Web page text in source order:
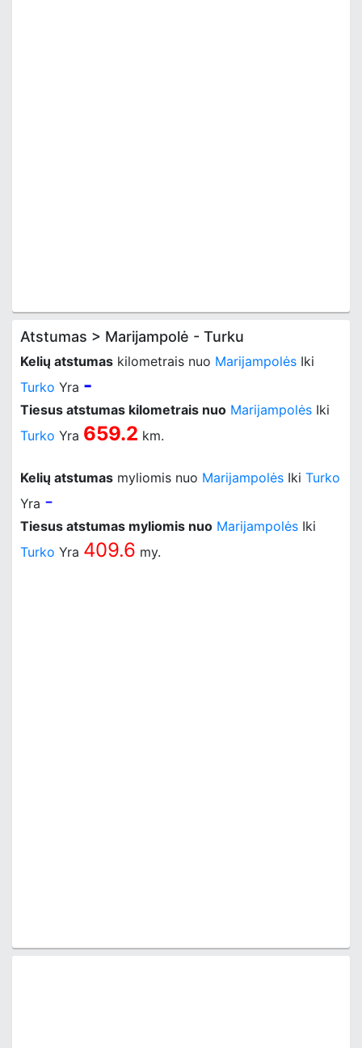
Atstumas > Marijampolė - Turku
Kelių atstumas kilometrais nuo Marijampolės Iki
Turko Yra -
Tiesus atstumas kilometrais nuo Marijampolės Iki
Turko Yra 659.2 km.
Kelių atstumas myliomis nuo Marijampolės Iki Turko
Yra -
Tiesus atstumas myliomis nuo Marijampolės Iki
Turko Yra 409.6 my.